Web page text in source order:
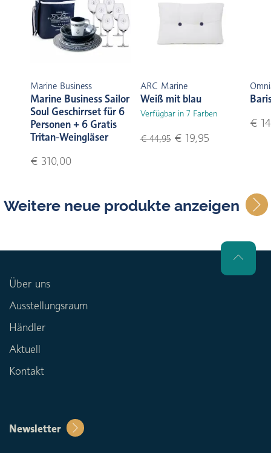
Marine Business
Marine Business Sailor
Soul Geschirrset für 6
Personen + 6 Gratis
Tritan-Weingläser
€ 310,00
ARC Marine
Weiß mit blau
Verfügbar in 7 Farben
€ 44,95€ 19,95
€
Weitere neue produkte anzeigen
Über uns
Ausstellungsraum
Händler
Aktuell
Kontakt
Newsletter